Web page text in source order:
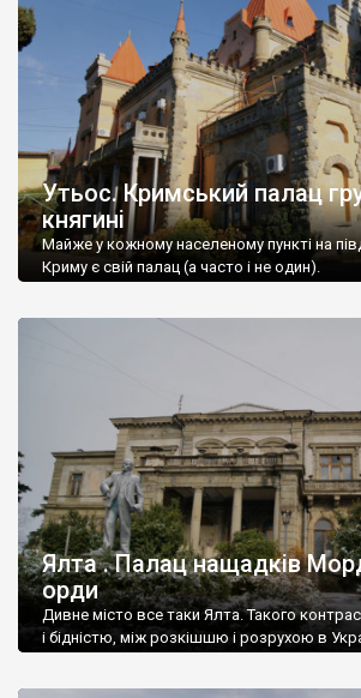
Утьос. Кримський палац
княгині
Майже у кожному населеному пункті на
Криму є свій палац (а часто і не один).
Ялта . Палац нащадків
орди
Дивне місто все таки Ялта. Такого
і бідністю, між розкішшю і розрухою в